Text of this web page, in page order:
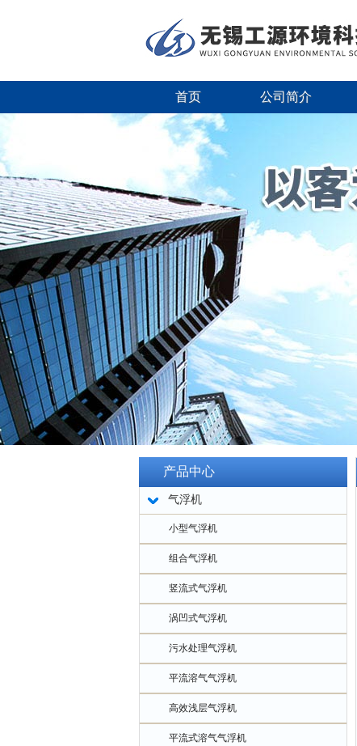
首页 公司简介
产品中心
气浮机
小型气浮机
组合气浮机
竖流式气浮机
涡凹式气浮机
污水处理气浮机
平流溶气气浮机
高效浅层气浮机
平流式溶气气浮机